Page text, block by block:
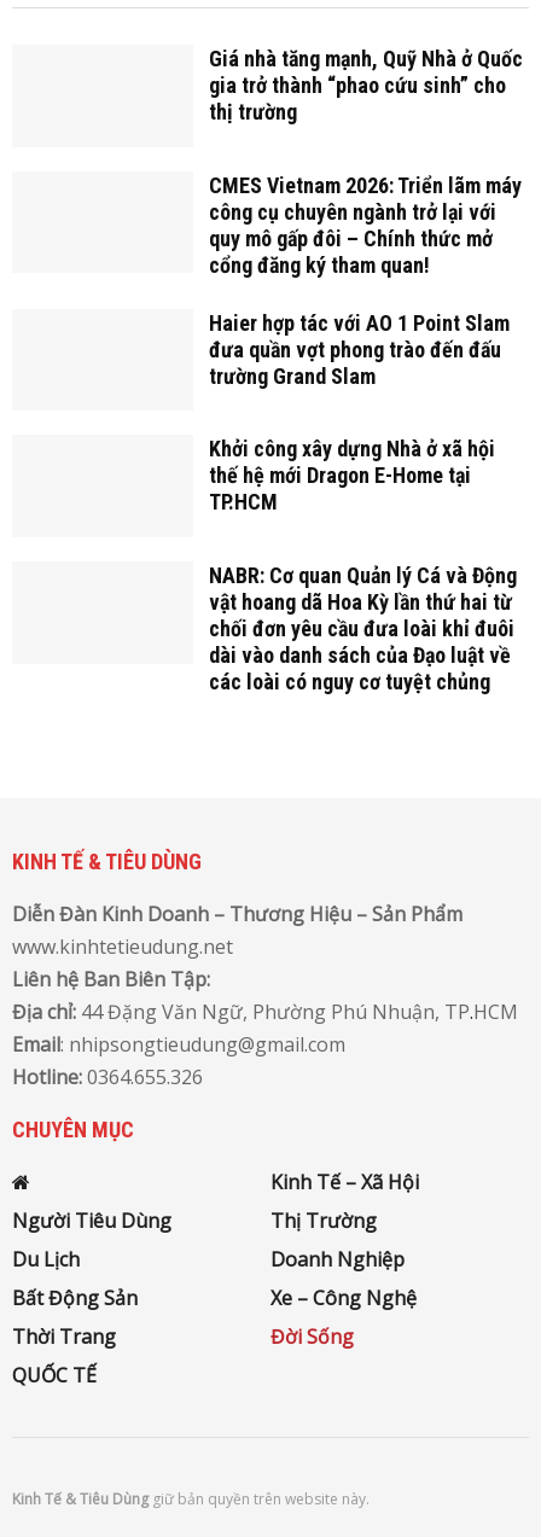
Giá nhà tăng mạnh, Quỹ Nhà ở Quốc
gia trở thành “phao cứu sinh” cho
thị trường
CMES Vietnam 2026: Triển lãm máy
công cụ chuyên ngành trở lại với
quy mô gấp đôi – Chính thức mở
cổng đăng ký tham quan!
Haier hợp tác với AO 1 Point Slam
đưa quần vợt phong trào đến đấu
trường Grand Slam
Khởi công xây dựng Nhà ở xã hội
thế hệ mới Dragon E-Home tại
TP.HCM
NABR: Cơ quan Quản lý Cá và Động
vật hoang dã Hoa Kỳ lần thứ hai từ
chối đơn yêu cầu đưa loài khỉ đuôi
dài vào danh sách của Đạo luật về
các loài có nguy cơ tuyệt chủng
KINH TẾ & TIÊU DÙNG
Diễn Đàn Kinh Doanh – Thương Hiệu – Sản Phẩm
www.kinhtetieudung.net
Liên hệ Ban Biên Tập:
Địa chỉ: 44 Đặng Văn Ngữ, Phường Phú Nhuận, TP.HCM
Email: nhipsongtieudung@gmail.com
Hotline:0364.655.326
CHUYÊN MỤC
Kinh Tế – Xã Hội
Người Tiêu Dùng
Thị Trường
Du Lịch
Doanh Nghiệp
Bất Động Sản
Xe – Công Nghệ
Thời Trang
Đời Sống
QUỐC TẾ
Kinh Tế & Tiêu Dùnggiữ bản quyền trên website này.